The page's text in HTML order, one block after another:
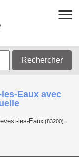
Rechercher
Eaux avec
les-Eaux (83200) >